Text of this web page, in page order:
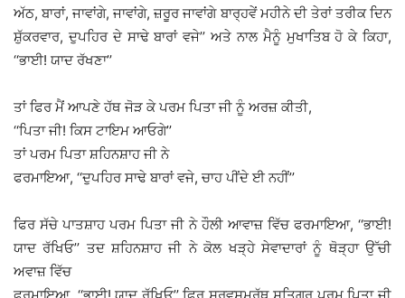
ਅੱਠ, ਬਾਰਾਂ, ਜਾਵਾਂਗੇ, ਜਾਵਾਂਗੇ, ਜ਼ਰੂਰ ਜਾਵਾਂਗੇ ਬਾਰ੍ਹਵੇਂ ਮਹੀਨੇ ਦੀ ਤੇਰਾਂ ਤਰੀਕ ਦਿਨ
ਸ਼ੁੱਕਰਵਾਰ, ਦੁਪਹਿਰ ਦੇ ਸਾਢੇ ਬਾਰਾਂ ਵਜੇ’’ ਅਤੇ ਨਾਲ ਮੈਨੂੰ ਮੁਖਾਤਿਬ ਹੋ ਕੇ ਕਿਹਾ,
‘‘ਭਾਈ! ਯਾਦ ਰੱਖਣਾ’’
ਤਾਂ ਫਿਰ ਮੈਂ ਆਪਣੇ ਹੱਥ ਜੋੜ ਕੇ ਪਰਮ ਪਿਤਾ ਜੀ ਨੂੰ ਅਰਜ਼ ਕੀਤੀ,
‘‘ਪਿਤਾ ਜੀ! ਕਿਸ ਟਾਇਮ ਆਓਗੇ’’
ਤਾਂ ਪਰਮ ਪਿਤਾ ਸ਼ਹਿਨਸ਼ਾਹ ਜੀ ਨੇ
ਫਰਮਾਇਆ, ‘‘ਦੁਪਹਿਰ ਸਾਢੇ ਬਾਰਾਂ ਵਜੇ, ਚਾਹ ਪੀਂਦੇ ਈ ਨਹੀਂ’’
ਫਿਰ ਸੱਚੇ ਪਾਤਸ਼ਾਹ ਪਰਮ ਪਿਤਾ ਜੀ ਨੇ ਹੌਲੀ ਆਵਾਜ਼ ਵਿੱਚ ਫਰਮਾਇਆ, ‘‘ਭਾਈ!
ਯਾਦ ਰੱਖਿਓ’’ ਤਦ ਸ਼ਹਿਨਸ਼ਾਹ ਜੀ ਨੇ ਕੋਲ ਖੜ੍ਹੇ ਸੇਵਾਦਾਰਾਂ ਨੂੰ ਥੋੜ੍ਹਾ ਉੱਚੀ
ਅਵਾਜ਼ ਵਿੱਚ